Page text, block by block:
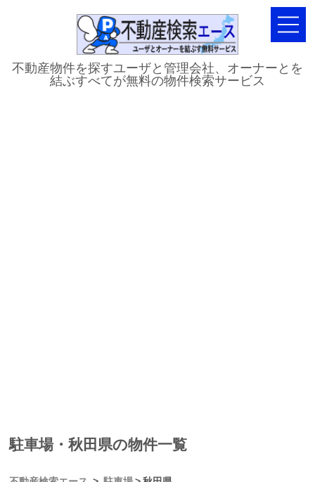
不動産物件を探すユーザと管理会社、オーナーとを
結ぶすべてが無料の物件検索サービス
駐車場・秋田県の物件一覧